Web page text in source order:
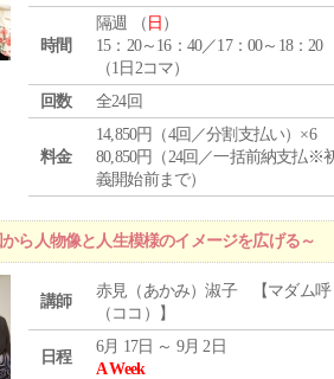
時間
隔週 （ 日 ）
15：20～16：40／17：00～18：20
（1日2コマ）
回数
全24回
料金
14,850円（4回／分割支払い）×6
80,850円（24回／一括前納支払※
義開始前まで）
ら人物像と人生模様のイメージを広げる～
講師
赤見（あかみ）淑子 【マダム呼
（ココ）】
日程
6月 17日 ～ 9月 2日
A Week